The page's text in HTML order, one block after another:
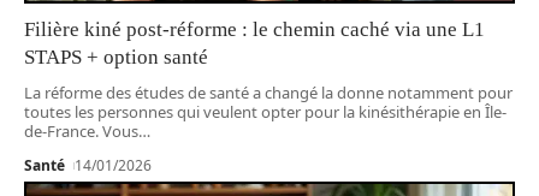
Filière kiné post-réforme : le chemin caché via une L1
STAPS + option santé
La réforme des études de santé a changé la donne notamment pour
toutes les personnes qui veulent opter pour la kinésithérapie en Île-
de-France. Vous…
Santé 14/01/2026